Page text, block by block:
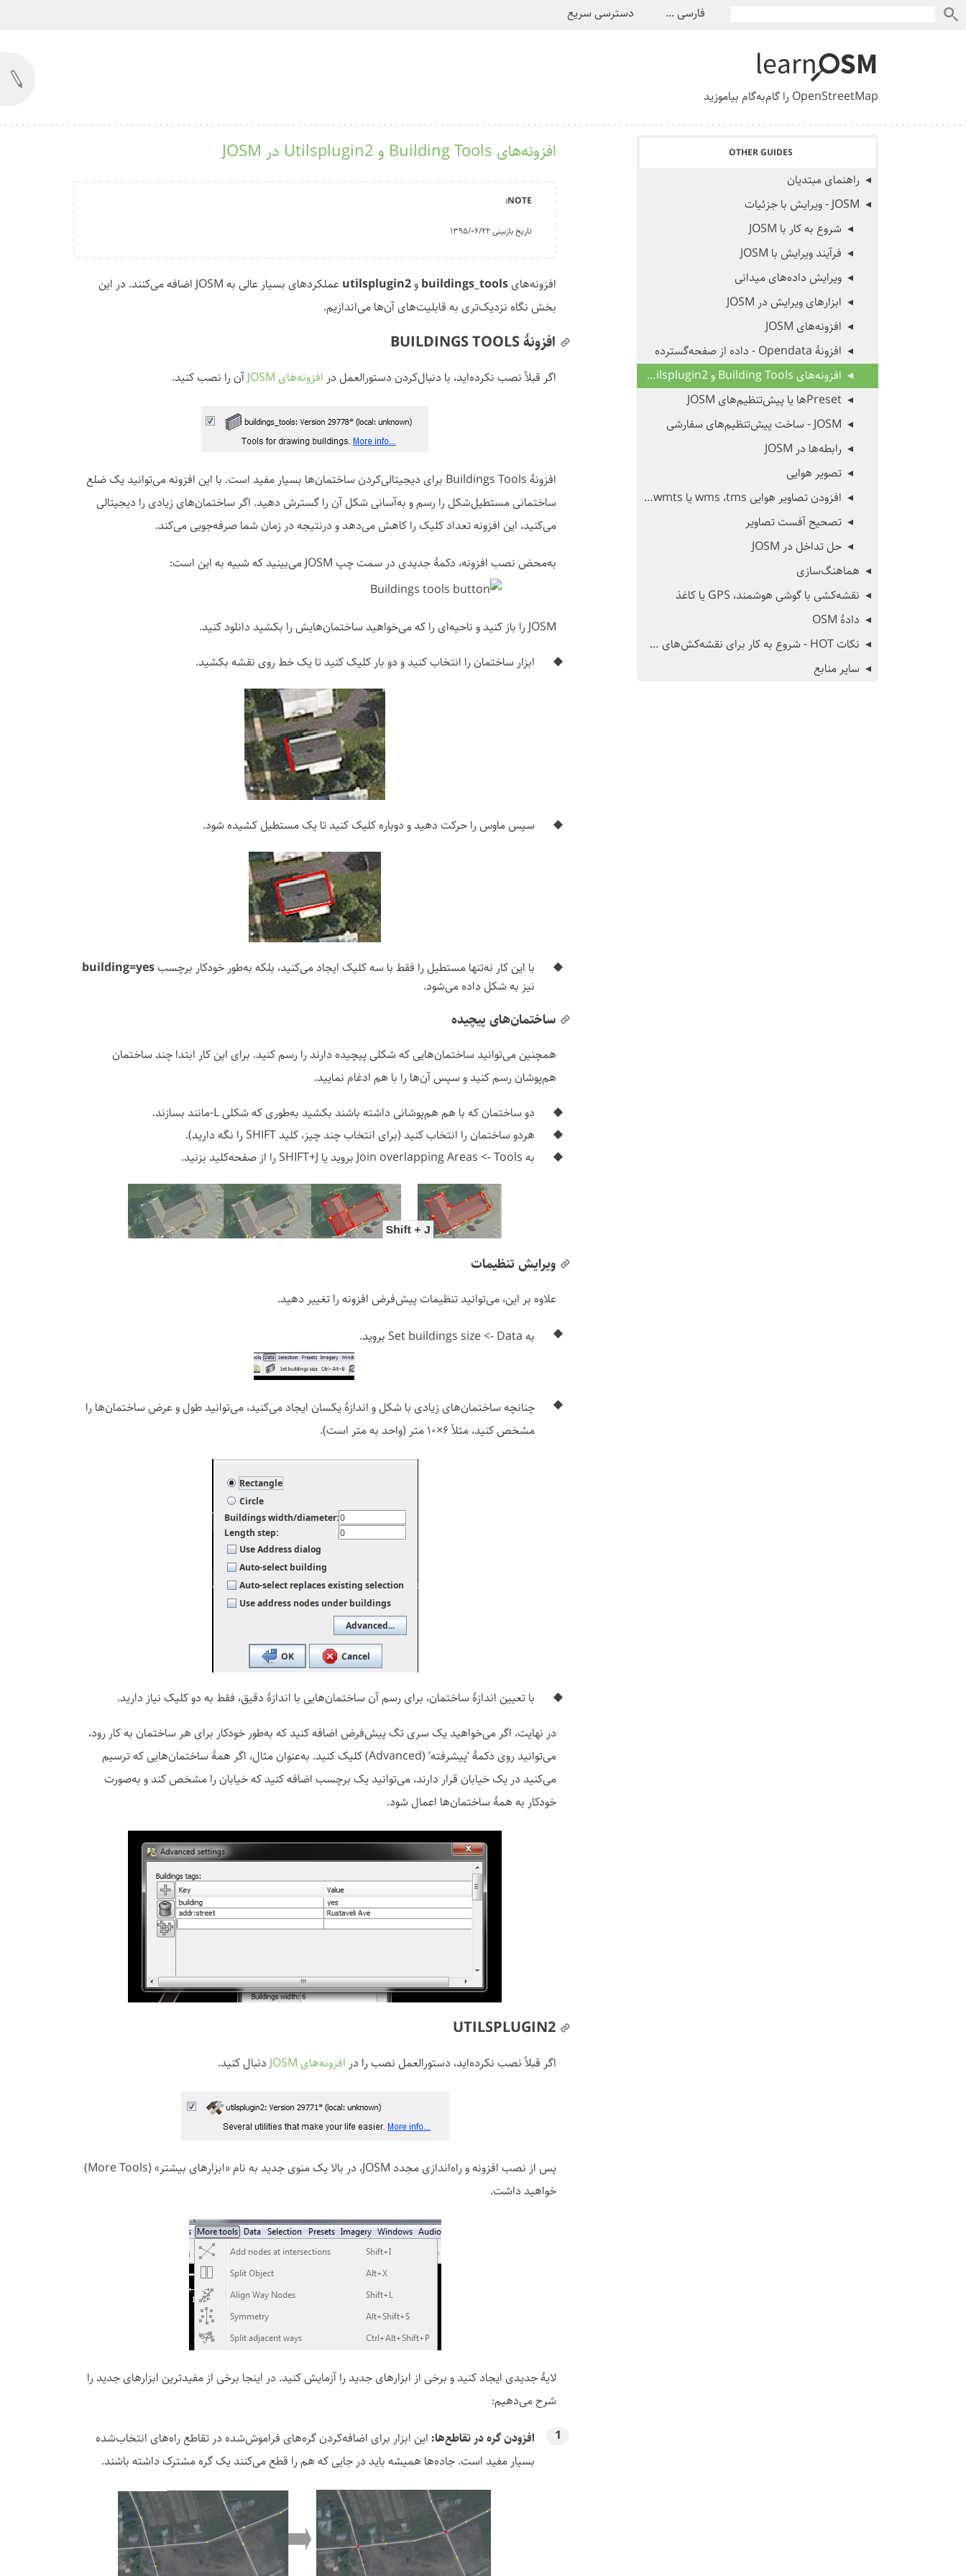
فارسی ... دسترسی سریع
OpenStreetMap را گام‌به‌گام بیاموزید
OTHER GUIDES
راهنمای مبتدیان
JOSM - ویرایش با جزئیات
شروع به کار با JOSM
فرآیند ویرایش با JOSM
ویرایش داده‌های میدانی
ابزارهای ویرایش در JOSM
افزونه‌های JOSM
افزونهٔ Opendata - داده از صفحه‌گسترده
افزونه‌های Building Tools و Utilsplugin2 در JOSM
Presetها یا پیش‌تنظیم‌های JOSM
JOSM - ساخت پیش‌تنظیم‌های سفارشی
رابطه‌ها در JOSM
تصویر هوایی
افزودن تصاویر هوایی tms،‏ wms یا wmts در JOSM
تصحیح آفست تصاویر
حل تداخل در JOSM
هماهنگ‌سازی
نقشه‌کشی با گوشی هوشمند، GPS یا کاغذ
دادهٔ OSM
نکات HOT - شروع به کار برای نقشه‌کش‌های جدید - ویرایشگر iD
سایر منابع
افزونه‌های Building Tools و Utilsplugin2 در JOSM
تاریخ بازبینی ۱۳۹۵/۰۶/۲۲
افزونه‌های buildings_tools وutilsplugin2
عملکردهای بسیار عالی به JOSM اضافه می‌کنند. در این
بخش نگاه نزدیک‌تری به قابلیت‌های آن‌ها می‌اندازیم.
افزونهٔ BUILDINGS TOOLS
اگر قبلاً نصب نکرده‌اید، با دنبال‌کردن دستورالعمل در افزونه‌های JOSM آن را نصب کنید.
افزونهٔ Buildings Tools برای دیجیتالی‌کردن ساختمان‌ها بسیار مفید است. با این افزونه می‌توانید یک ضلع
ساختمانی مستطیل‌شکل را رسم و به‌آسانی شکل آن را گسترش دهید. اگر ساختمان‌های زیادی را دیجیتالی
می‌کنید، این افزونه تعداد کلیک را کاهش می‌دهد و درنتیجه در زمان شما صرفه‌جویی می‌کند.
به‌محض نصب افزونه، دکمهٔ جدیدی در سمت چپ JOSM می‌بینید که شبیه به این است:
JOSM را باز کنید و ناحیه‌ای را که می‌خواهید ساختمان‌هایش را بکشید دانلود کنید.
ابزار ساختمان را انتخاب کنید و دو بار کلیک کنید تا یک خط روی نقشه بکشید.
سپس ماوس را حرکت دهید و دوباره کلیک کنید تا یک مستطیل کشیده شود.
با این کار نه‌تنها مستطیل را فقط با سه کلیک ایجاد می‌کنید، بلکه به‌طور خودکار برچسبbuilding=yes
نیز به شکل داده می‌شود.
ساختمان‌های پیچیده
همچنین می‌توانید ساختمان‌هایی که شکلی پیچیده دارند را رسم کنید. برای این کار ابتدا چند ساختمان
هم‌پوشان رسم کنید و سپس آن‌ها را با هم ادغام نمایید.
دو ساختمان که با هم هم‌پوشانی داشته باشند بکشید به‌طوری که شکلی L-مانند بسازند.
هردو ساختمان را انتخاب کنید (برای انتخاب چند چیز، کلید SHIFT را نگه دارید).
به Tools ->‏ Join overlapping Areas بروید یا SHIFT+J را از صفحه‌کلید بزنید.
ویرایش تنظیمات
علاوه بر این، می‌توانید تنظیمات پیش‌فرض افزونه را تغییر دهید.
به Data ->‏ Set buildings size بروید.
چنانچه ساختمان‌های زیادی با شکل و اندازهٔ یکسان ایجاد می‌کنید، می‌توانید طول و عرض ساختمان‌ها را
مشخص کنید، مثلاً ۶×۱۰ متر (واحد به متر است).
با تعیین اندازهٔ ساختمان، برای رسم آن ساختمان‌هایی با اندازهٔ دقیق، فقط به دو کلیک نیاز دارید.
در نهایت، اگر می‌خواهید یک سری تگ پیش‌فرض اضافه کنید که به‌طور خودکار برای هر ساختمان به کار رود،
می‌توانید روی دکمهٔ ‘پیشرفته’ (Advanced) کلیک کنید. به‌عنوان مثال، اگر همهٔ ساختمان‌هایی که ترسیم
می‌کنید در یک خیابان قرار دارند، می‌توانید یک برچسب اضافه کنید که خیابان را مشخص کند و به‌صورت
خودکار به همهٔ ساختمان‌ها اعمال شود.
UTILSPLUGIN2
اگر قبلاً نصب نکرده‌اید، دستورالعمل نصب را در افزونه‌های JOSM دنبال کنید.
پس از نصب افزونه و راه‌اندازی مجدد JOSM، در بالا یک منوی جدید به نام «ابزارهای بیشتر» (More Tools)
خواهید داشت.
لایهٔ جدیدی ایجاد کنید و برخی از ابزارهای جدید را آزمایش کنید. در اینجا برخی از مفیدترین ابزارهای جدید را
شرح می‌دهیم:
افزودن گره در تقاطع‌ها: این ابزار برای اضافه‌کردن گره‌های فراموش‌شده در تقاطع راه‌های انتخاب‌شده
بسیار مفید است. جاده‌ها همیشه باید در جایی که هم را قطع می‌کنند یک گره مشترک داشته باشند.